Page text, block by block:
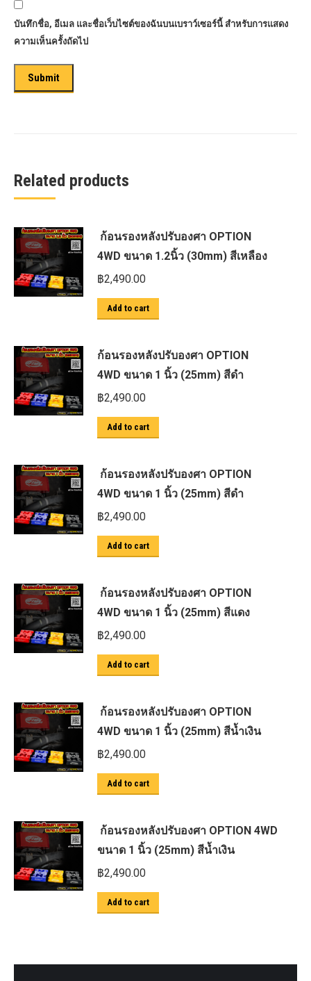
บันทึกชื่อ, อีเมล และชื่อเว็บไซต์ของฉันบนเบราว์เซอร์นี้ สำหรับการแสดง
ความเห็นครั้งถัดไป
Related products
ก้อนรองหลังปรับองศา OPTION
4WD ขนาด 1.2นิ้ว (30mm) สีเหลือง
฿2,490.00
Add to cart
ก้อนรองหลังปรับองศา OPTION
4WD ขนาด 1 นิ้ว (25mm) สีดำ
฿2,490.00
Add to cart
ก้อนรองหลังปรับองศา OPTION
4WD ขนาด 1 นิ้ว (25mm) สีดำ
฿2,490.00
Add to cart
ก้อนรองหลังปรับองศา OPTION
4WD ขนาด 1 นิ้ว (25mm) สีแดง
฿2,490.00
Add to cart
ก้อนรองหลังปรับองศา OPTION
4WD ขนาด 1 นิ้ว (25mm) สีน้ำเงิน
฿2,490.00
Add to cart
ก้อนรองหลังปรับองศา OPTION 4WD
ขนาด 1 นิ้ว (25mm) สีน้ำเงิน
฿2,490.00
Add to cart